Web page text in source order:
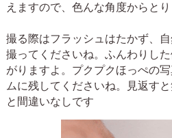
えますので、色んな角度からとり
撮る際はフラッシュはたかず、
撮ってくださいね。ふんわりし
がりますよ。プクプクほっぺの
ムに残してくださいね。見返す
と間違いなしです